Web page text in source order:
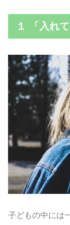
１ 「入れ
子どもの中には